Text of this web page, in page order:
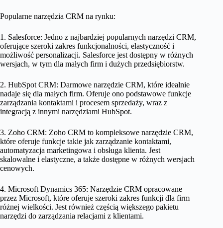
Popularne narzędzia CRM na rynku:
1. Salesforce: Jedno z najbardziej popularnych narzędzi CRM,
oferujące szeroki zakres funkcjonalności, elastyczność i
możliwość personalizacji. Salesforce jest dostępny w różnych
wersjach, w tym dla małych firm i dużych przedsiębiorstw.
2. HubSpot CRM: Darmowe narzędzie CRM, które idealnie
nadaje się dla małych firm. Oferuje ono podstawowe funkcje
zarządzania kontaktami i procesem sprzedaży, wraz z
integracją z innymi narzędziami HubSpot.
3. Zoho CRM: Zoho CRM to kompleksowe narzędzie CRM,
które oferuje funkcje takie jak zarządzanie kontaktami,
automatyzacja marketingowa i obsługa klienta. Jest
skalowalne i elastyczne, a także dostępne w różnych wersjach
cenowych.
4. Microsoft Dynamics 365: Narzędzie CRM opracowane
przez Microsoft, które oferuje szeroki zakres funkcji dla firm
różnej wielkości. Jest również częścią większego pakietu
narzędzi do zarządzania relacjami z klientami.